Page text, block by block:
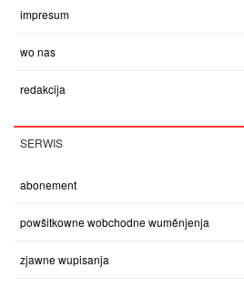
impresum
wo nas
redakcija
SERWIS
abonement
powšitkowne wobchodne wuměnjenja
zjawne wupisanja